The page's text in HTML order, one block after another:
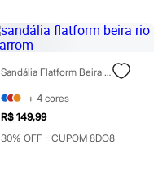
Sandália Flatform Beira Rio Marrom
+ 4 cores
R$ 149,99
30% OFF - CUPOM 8DO8